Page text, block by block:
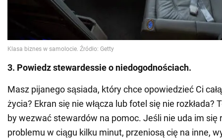
3. Powiedz stewardessie o niedogodnościach.
Masz pijanego sąsiada, który chce opowiedzieć Ci
życia? Ekran się nie włącza lub fotel się nie rozkłada?
by wezwać stewardów na pomoc. Jeśli nie uda im się
problemu w ciągu kilku minut, przeniosą cię na inne,